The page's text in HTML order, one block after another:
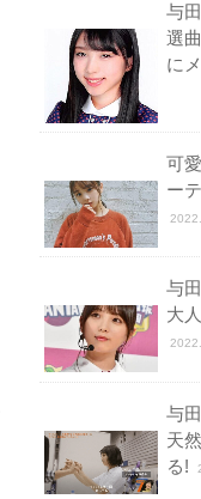
与
選
に
可
ー
与
大
与
天
る!